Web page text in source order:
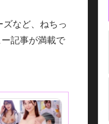
など、ねちっ
記事が満載で